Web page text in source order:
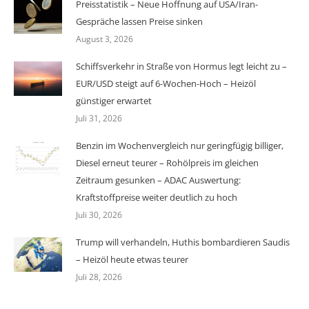
Preisstatistik – Neue Hoffnung auf USA/Iran-
Gespräche lassen Preise sinken
August 3, 2026
Schiffsverkehr in Straße von Hormus legt leicht zu –
EUR/USD steigt auf 6-Wochen-Hoch – Heizöl
günstiger erwartet
Juli 31, 2026
Benzin im Wochenvergleich nur geringfügig billiger,
Diesel erneut teurer – Rohölpreis im gleichen
Zeitraum gesunken – ADAC Auswertung:
Kraftstoffpreise weiter deutlich zu hoch
Juli 30, 2026
Trump will verhandeln, Huthis bombardieren Saudis
– Heizöl heute etwas teurer
Juli 28, 2026